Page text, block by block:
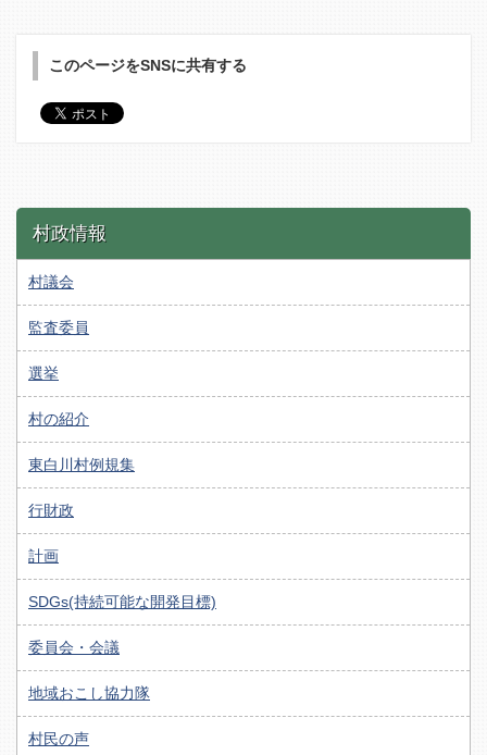
このページをSNSに共有する
村政情報
村議会
監査委員
選挙
村の紹介
東白川村例規集
行財政
計画
SDGs(持続可能な開発目標)
委員会・会議
地域おこし協力隊
村民の声